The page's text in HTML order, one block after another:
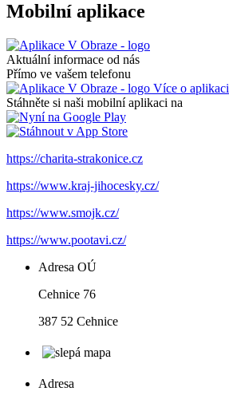
Mobilní aplikace
Aktuální informace od nás
Přímo ve vašem telefonu
Více o aplikaci
Stáhněte si naši mobilní aplikaci na
https://charita-strakonice.cz
https://www.kraj-jihocesky.cz/
https://www.smojk.cz/
https://www.pootavi.cz/
Adresa OÚ
Cehnice 76
387 52 Cehnice
Adresa